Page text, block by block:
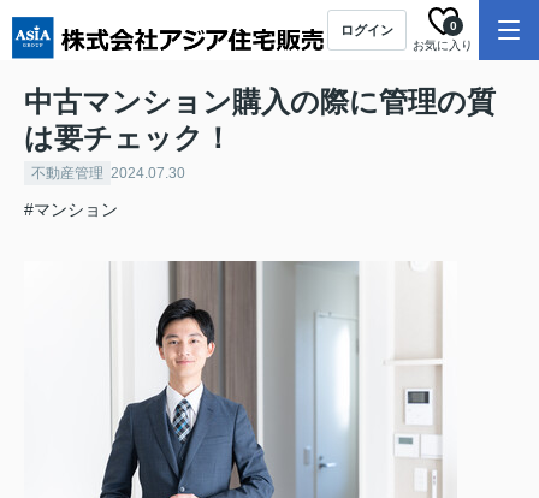
ログイン
お気に入り
0
中古マンション購入の際に管理の質
は要チェック！
不動産管理 2024.07.30
#マンション